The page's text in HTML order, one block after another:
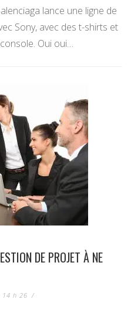
lance une ligne de
Sony, avec des t-shirts et
Oui oui…
DE PROJET À NE
14 h 26 /